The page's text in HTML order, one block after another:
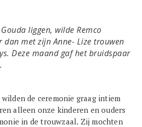
liggen, wilde Remco
dan met zijn Anne- Lize trouwen
Deze maand gaf het bruidspaar
de ceremonie graag intiem
alleen onze kinderen en ouders
in de trouwzaal. Zij mochten